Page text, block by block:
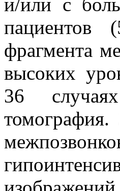
пациентов
фрагмента
высоких
36 случаях
томография.